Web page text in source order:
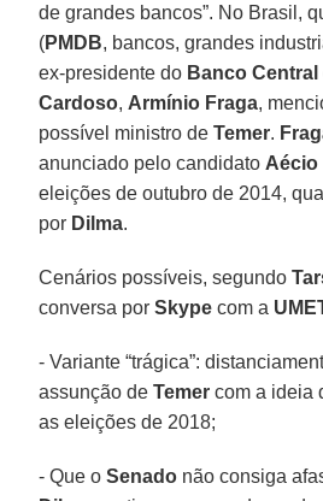
de grandes bancos”. No Brasil,
(PMDB, bancos, grandes
ex-presidente do Banco Central
Cardoso, Armínio Fraga,
possível ministro deTemer.
anunciado pelo candidato Aécio
eleições de outubro de 2014,
por Dilma.
Cenários possíveis, segundo
conversa porSkype com a
- Variante “trágica”:
assunção deTemer com a ideia
as eleições de 2018;
- Que oSenado não consiga